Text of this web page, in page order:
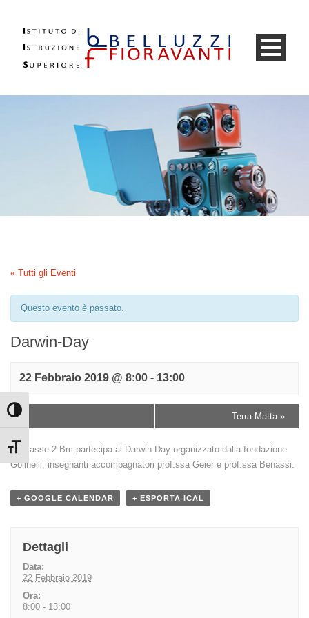
Attiva/disattiva alto contrasto
Attiva/disattiva dimensione testo
« Tutti gli Eventi
Questo evento è passato.
Darwin-Day
22 Febbraio 2019 @ 8:00 - 13:00
Terra Matta »
La classe 2 Bm partecipa al Darwin-Day organizzato dalla fondazione
Golinelli, insegnanti accompagnatori prof.ssa Geier e prof.ssa Benassi.
+ GOOGLE CALENDAR + ESPORTA ICAL
Dettagli
Data:
22 Febbraio 2019
Ora:
8:00 - 13:00